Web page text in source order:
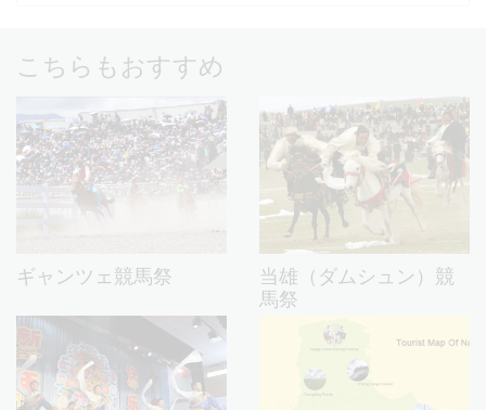
こちらもおすすめ
ギャンツェ競馬祭
当雄（ダムシュン）競
馬祭